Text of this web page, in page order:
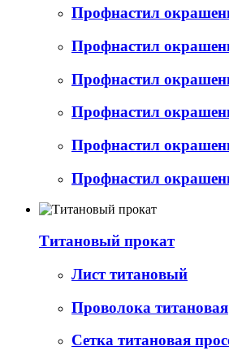
Профнастил
Профнастил
Профнастил
Профнастил
Профнастил
Профнастил
Титановый прокат
Лист титановый
Проволока титановая
Сетка титановая